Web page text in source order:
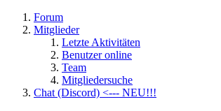
Forum
Mitglieder
Letzte Aktivitäten
Benutzer online
Team
Mitgliedersuche
Chat (Discord) <--- NEU!!!